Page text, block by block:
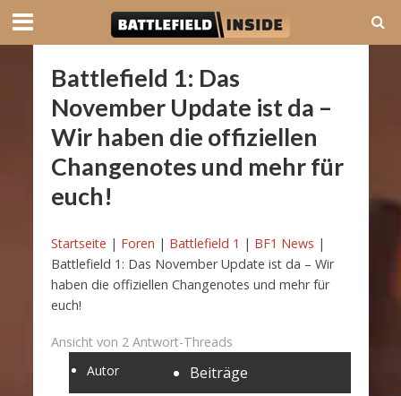
Battlefield 1: Das
November Update ist da –
Wir haben die offiziellen
Changenotes und mehr für
euch!
Startseite | Foren | Battlefield 1 | BF1 News |
Battlefield 1: Das November Update ist da – Wir
haben die offiziellen Changenotes und mehr für
euch!
Ansicht von 2 Antwort-Threads
Autor
Beiträge